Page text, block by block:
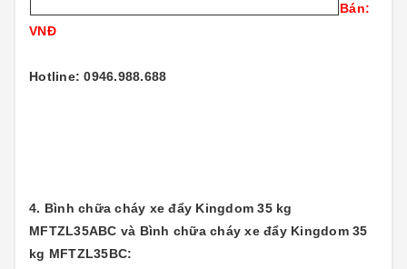
Bán:
VNĐ
Hotline: 0946.988.688
4. Bình chữa cháy xe đẩy Kingdom 35 kg
MFTZL35ABC và Bình chữa cháy xe đẩy Kingdom 35
kg MFTZL35BC: